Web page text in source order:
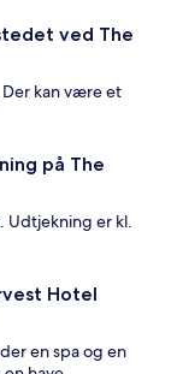
ved The
kan være et
på The
Udtjekning er kl.
Hotel
en spa og en